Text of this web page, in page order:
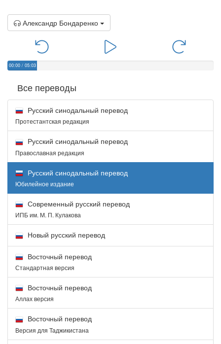
Александр Бондаренко
00:00 / 05:03
Все переводы
Русский синодальный перевод
Протестантская редакция
Русский синодальный перевод
Православная редакция
Русский синодальный перевод
Юбилейное издание
Современный русский перевод
ИПБ им. М. П. Кулакова
Новый русский перевод
Восточный перевод
Стандартная версия
Восточный перевод
Аллах версия
Восточный перевод
Версия для Таджикистана